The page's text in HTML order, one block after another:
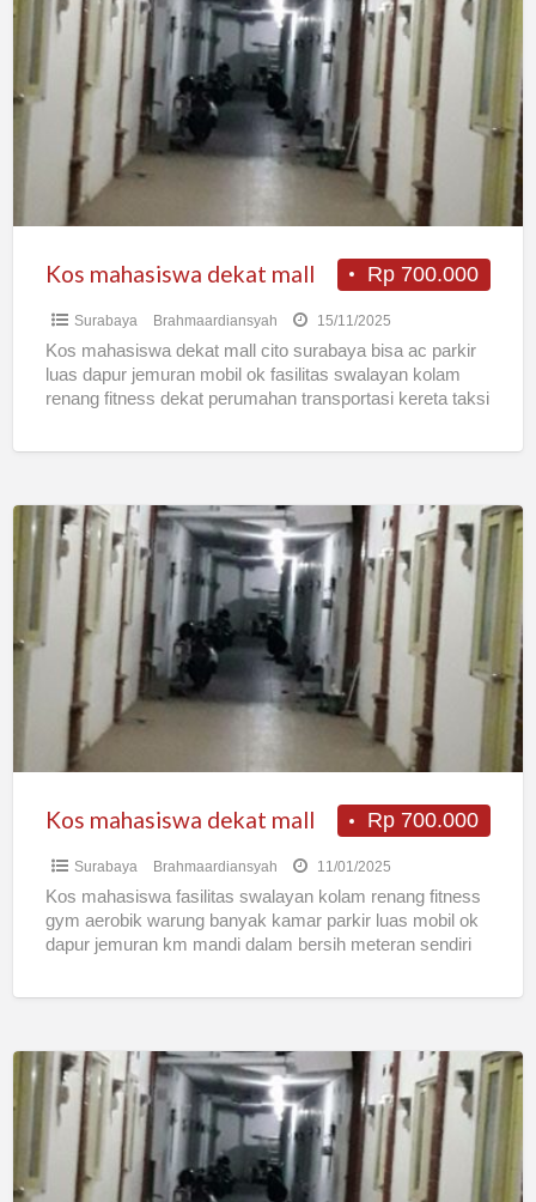
mahasiswa
dekat
Rp 700.000
Kos mahasiswa dekat mall
Surabaya Brahmaardiansyah 15/11/2025
Kos mahasiswa dekat mall cito surabaya bisa ac parkir
luas dapur jemuran mobil ok fasilitas swalayan kolam
renang fitness dekat perumahan transportasi kereta taksi
Kos
mahasiswa
dekat
Rp 700.000
Kos mahasiswa dekat mall
Surabaya Brahmaardiansyah 11/01/2025
Kos mahasiswa fasilitas swalayan kolam renang fitness
gym aerobik warung banyak kamar parkir luas mobil ok
dapur jemuran km mandi dalam bersih meteran sendiri
Kos
surabaya
waru
bandara